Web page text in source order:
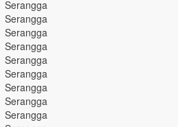
Serangga
Serangga
Serangga
Serangga
Serangga
Serangga
Serangga
Serangga
Serangga